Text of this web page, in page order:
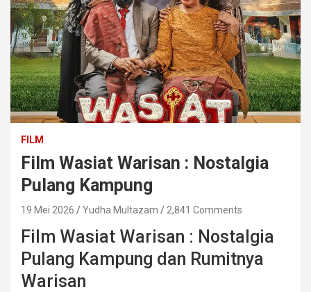
FILM
Film Wasiat Warisan : Nostalgia
Pulang Kampung
19 Mei 2026 Yudha Multazam 2,841 Comments
Film Wasiat Warisan : Nostalgia
Pulang Kampung dan Rumitnya
Warisan